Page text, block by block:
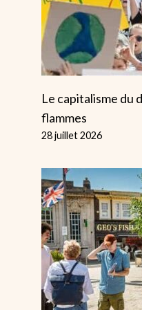
Le capitalisme du
flammes
28 juillet 2026